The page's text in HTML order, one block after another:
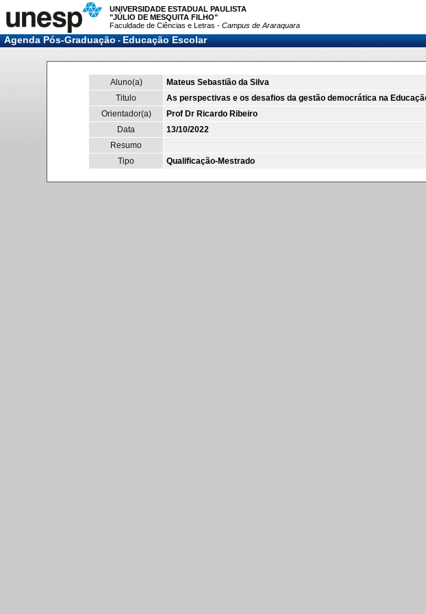
UNIVERSIDADE ESTADUAL PAULISTA
"JÚLIO DE MESQUITA FILHO"
Faculdade de Ciências e Letras - Campus de Araraquara
Agenda Pós-Graduação-Educação Escolar
Aluno(a)
Mateus Sebastião da Silva
Titulo
As perspectivas e os desafios da gestão democrática na
Orientador(a)
Prof Dr Ricardo Ribeiro
Data
13/10/2022
Resumo
Tipo
Qualificação-Mestrado